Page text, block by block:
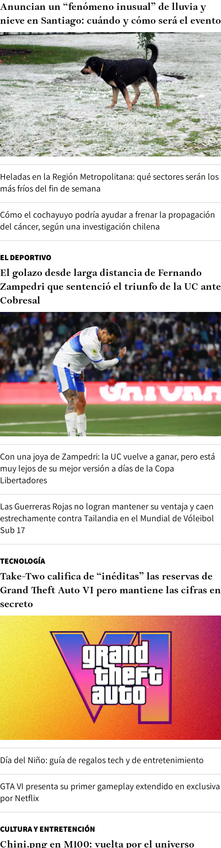
Anuncian un “fenómeno inusual” de lluvia y
nieve en Santiago: cuándo y cómo será el evento
Heladas en la Región Metropolitana: qué sectores serán los
más fríos del fin de semana
Cómo el cochayuyo podría ayudar a frenar la propagación
del cáncer, según una investigación chilena
EL DEPORTIVO
El golazo desde larga distancia de Fernando
Zampedri que sentenció el triunfo de la UC ante
Cobresal
Con una joya de Zampedri: la UC vuelve a ganar, pero está
muy lejos de su mejor versión a días de la Copa
Libertadores
Las Guerreras Rojas no logran mantener su ventaja y caen
estrechamente contra Tailandia en el Mundial de Vóleibol
Sub 17
TECNOLOGÍA
Take-Two califica de “inéditas” las reservas de
Grand Theft Auto VI pero mantiene las cifras en
secreto
Día del Niño: guía de regalos tech y de entretenimiento
GTA VI presenta su primer gameplay extendido en exclusiva
por Netflix
CULTURA Y ENTRETENCIÓN
Chini.png en M100: vuelta por el universo